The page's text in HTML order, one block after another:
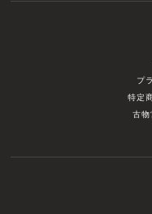
プ
特定
古物